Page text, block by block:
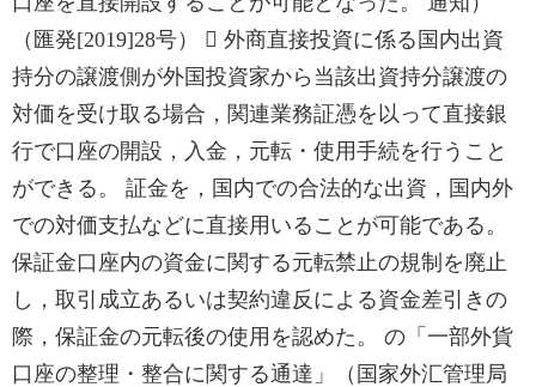
（匯発[2019]28号）  外商直接投資に係る国内出資
持分の譲渡側が外国投資家から当該出資持分譲渡の
対価を受け取る場合，関連業務証憑を以って直接銀
行で口座の開設，入金，元転・使用手続を行うこと
ができる。 証金を，国内での合法的な出資，国内外
での対価支払などに直接用いることが可能である。
保証金口座内の資金に関する元転禁止の規制を廃止
し，取引成立あるいは契約違反による資金差引きの
際，保証金の元転後の使用を認めた。 の「一部外貨
口座の整理・整合に関する通達」（国家外汇管理局